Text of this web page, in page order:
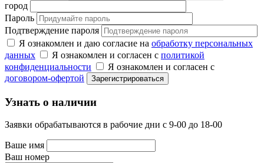
город
Пароль
Подтверждение пароля
Я ознакомлен и даю согласие на обработку персональных
данных
Я ознакомлен и согласен с политикой
конфиденциальности
Я ознакомлен и согласен с
договором-офертой
Узнать о наличии
Заявки обрабатываются в рабочие дни с 9-00 до 18-00
Ваше имя
Ваш номер